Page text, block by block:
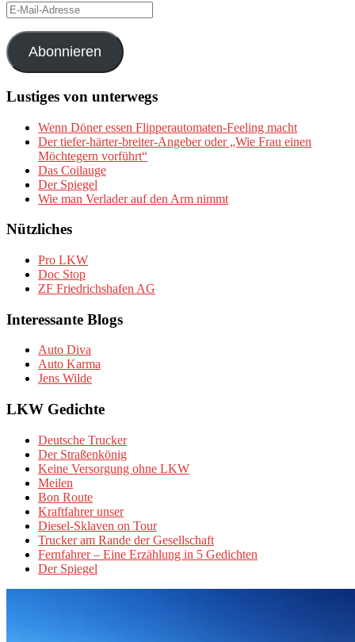
E-
Mail-
Adresse
Abonnieren
Lustiges von unterwegs
Wenn Döner essen Flipperautomaten-Feeling macht
Der tiefer-härter-breiter-Angeber oder „Wie Frau einen
Möchtegern vorführt“
Das Coilauge
Der Spiegel
Wie man Verlader auf den Arm nimmt
Nützliches
Pro LKW
Doc Stop
ZF Friedrichshafen AG
Interessante Blogs
Auto Diva
Auto Karma
Jens Wilde
LKW Gedichte
Deutsche Trucker
Der Straßenkönig
Keine Versorgung ohne LKW
Meilen
Bon Route
Kraftfahrer unser
Diesel-Sklaven on Tour
Trucker am Rande der Gesellschaft
Fernfahrer – Eine Erzählung in 5 Gedichten
Der Spiegel